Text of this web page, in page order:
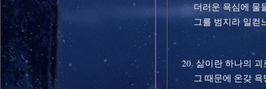
더러운 욕심에 물들
그를 범지라 일컫
20. 삶이란 하나의 괴
그 때문에 온갖 욕